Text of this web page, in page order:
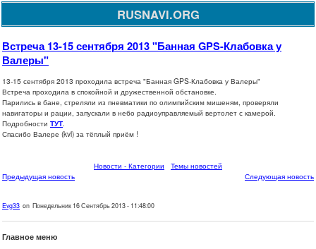
RUSNAVI.ORG
Встреча 13-15 сентября 2013 "Банная GPS-Клабовка у
Валеры"
13-15 сентября 2013 проходила встреча "Банная GPS-Клабовка у Валеры"
Встреча проходила в спокойной и дружественной обстановке.
Парились в бане, стреляли из пневматики по олимпийским мишеням, проверяли
навигаторы и рации, запускали в небо радиоуправляемый вертолет с камерой.
Подробности ТУТ.
Спасибо Валере (kvl) за тёплый приём !
Новости - Категории
Темы новостей
Предыдущая новость
Следующая новость
Evg33 on Понедельник 16 Сентябрь 2013 - 11:48:00
Главное меню